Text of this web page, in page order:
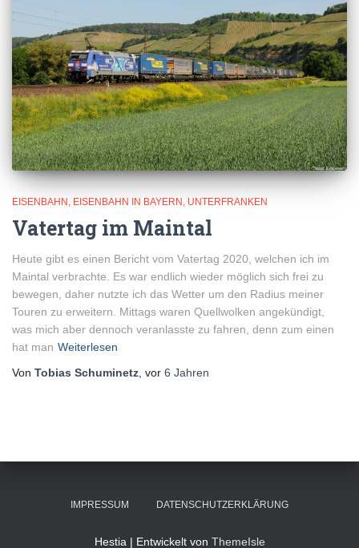
EISENBAHN EISENBAHN IN BAYERN UNTERFRANKEN
Vatertag im Maintal
Heute gibt es einen Bericht vom Vatertag 2020, welchen ich im
Maintal verbrachte. Es war endlich wieder möglich sich frei zu
bewegen, daher nutzte ich das Wetter um den Radius meiner
Touren zu erweitern. Mittags waren Quellwolken angekündigt,
was mich aber dennoch veranlasste zu fahren, denn zum einen
hat man Weiterlesen
Von Tobias Schuminetz , vor 6 Jahren
IMPRESSUM DATENSCHUTZERKLÄRUNG
Hestia | Entwickelt von ThemeIsle